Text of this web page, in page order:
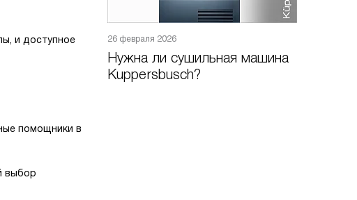
и доступное
помощники в
выбор
26 февраля 2026
Нужна ли сушильная машина
Kuppersbusch?